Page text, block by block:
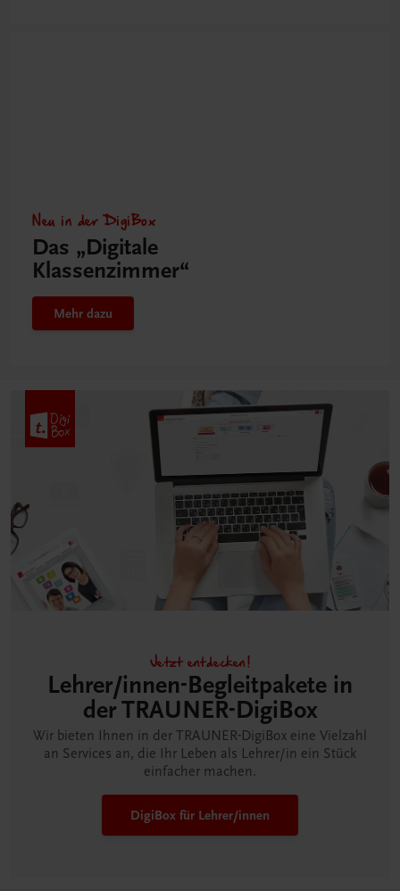
Neu in der DigiBox
Das „Digitale
Klassenzimmer“
Mehr dazu
Jetzt entdecken!
Lehrer/innen-Begleitpakete in
der TRAUNER-DigiBox
Wir bieten Ihnen in der TRAUNER-DigiBox eine Vielzahl
an Services an, die Ihr Leben als Lehrer/in ein Stück
einfacher machen.
DigiBox für Lehrer/innen